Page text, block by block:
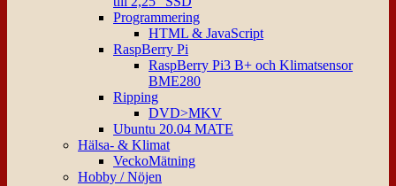
Programmering
HTML & JavaScript
RaspBerry Pi
RaspBerry Pi3 B+ och Klimatsensor
BME280
Ripping
DVD>MKV
Ubuntu 20.04 MATE
Hälsa- & Klimat
VeckoMätning
Hobby / Nöjen